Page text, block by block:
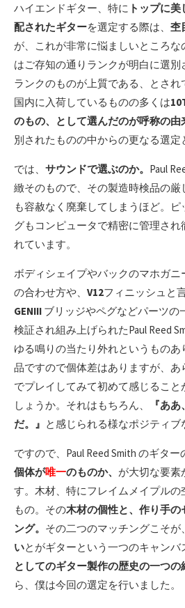
ハイエンドギター、特に トップに
配されたギターを選定する際は、 杢
が、これが非常に悩ましいところな
はご存知の通りランクが明白に選
ランクのものが上質である、とさ
国内に入荷しているものの多くは
のもの、として選んだのが呼称の由
別されたものの中からの更なる選定
では、 サウンドで選ぶのか。 Paul
緻そのもので、その製造時検品の
も容赦なく廃棄してしまうほど。
グもコンピュータで精密に管理さ
れています。
ボディシェイプやバックのマホガ
の合わせ方や、 V12フィニッシュと
GENIII ブリッジやペグなどパーツの
検証され組み上げられたPaul Reed
ゆる鳴りの当たり外れというもの
品ですので個体差はありますが、
でプレイしてみて初めて感じるこ
しょうか。それはもちろん、
『あ
だ。』 と感じられる様なポジティブ
ですので、Paul Reed Smith のギター
個体が唯一のものか、 が大切な要素
す。木材、特にフレイムメイプルの
もの。その木材の個性と、作り手の
ング。 その二つのマッチングこそが、
いとがギターという一つのキャンバ
としてのギター製作の歴史の一つの
ら、僕は今回の選定を行いました。